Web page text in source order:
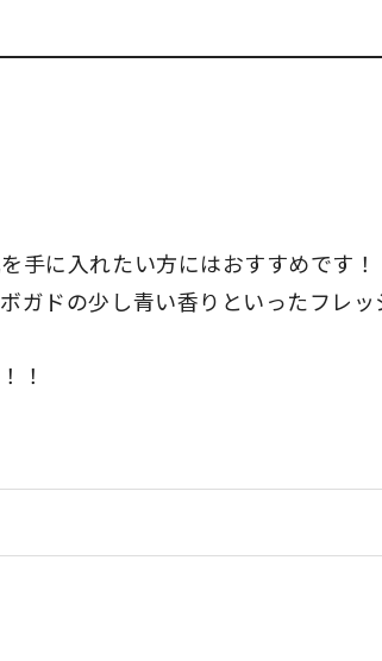
手に入れたい方にはおすすめです！
ガドの少し青い香りといったフレッ
！